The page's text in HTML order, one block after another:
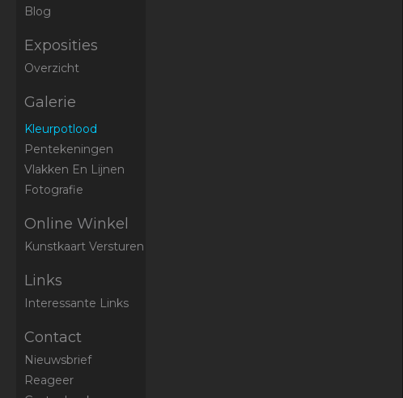
Blog
Exposities
Overzicht
Galerie
Kleurpotlood
Pentekeningen
Vlakken En Lijnen
Fotografie
Online Winkel
Kunstkaart Versturen
Links
Interessante Links
Contact
Nieuwsbrief
Reageer